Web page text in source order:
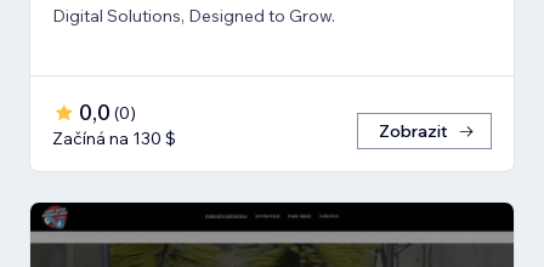
Digital Solutions, Designed to Grow.
0,0 (0)
Začíná na 130 $
Zobrazit